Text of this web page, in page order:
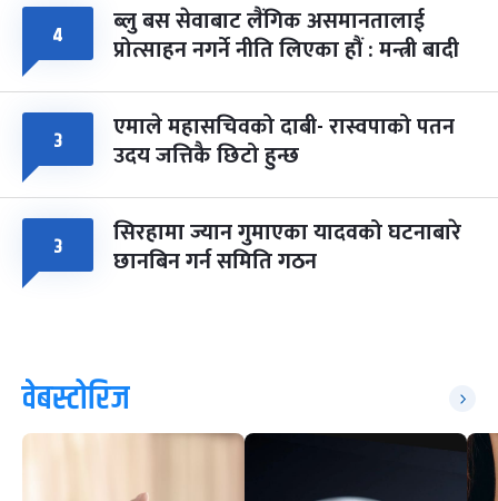
४ ब्लु बस सेवाबाट लैंगिक असमानतालाई
प्रोत्साहन नगर्ने नीति लिएका हौं : मन्त्री बादी
३ एमाले महासचिवको दाबी- रास्वपाको पतन
उदय जत्तिकै छिटो हुन्छ
३ सिरहामा ज्यान गुमाएका यादवको घटनाबारे
छानबिन गर्न समिति गठन
वेबस्टोरिज